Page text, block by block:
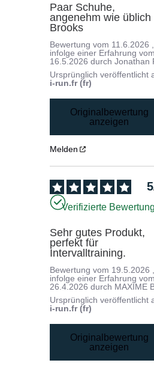
Paar Schuhe,
angenehm wie üblich
Brooks
Bewertung vom 11.6.2026
infolge einer Erfahrung
16.5.2026 durchJonathan
Ursprünglich veröffentlicht
i-run.fr (fr)
Originalbewertung
anzeigen
Melden
5
Verifizierte
Sehr gutes Produkt,
perfekt für
Intervalltraining.
Bewertung vom 19.5.2026
infolge einer Erfahrung
26.4.2026 durch MAXIME
Ursprünglich veröffentlicht
i-run.fr (fr)
Originalbewertung
anzeigen